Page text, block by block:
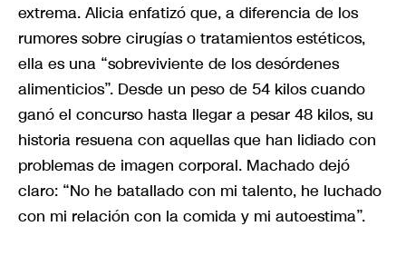
extrema. Alicia enfatizó que, a diferencia de los
rumores sobre cirugías o tratamientos estéticos,
ella es una “sobreviviente de los desórdenes
alimenticios”. Desde un peso de 54 kilos cuando
ganó el concurso hasta llegar a pesar 48 kilos, su
historia resuena con aquellas que han lidiado con
problemas de imagen corporal. Machado dejó
claro: “No he batallado con mi talento, he luchado
con mi relación con la comida y mi autoestima”.